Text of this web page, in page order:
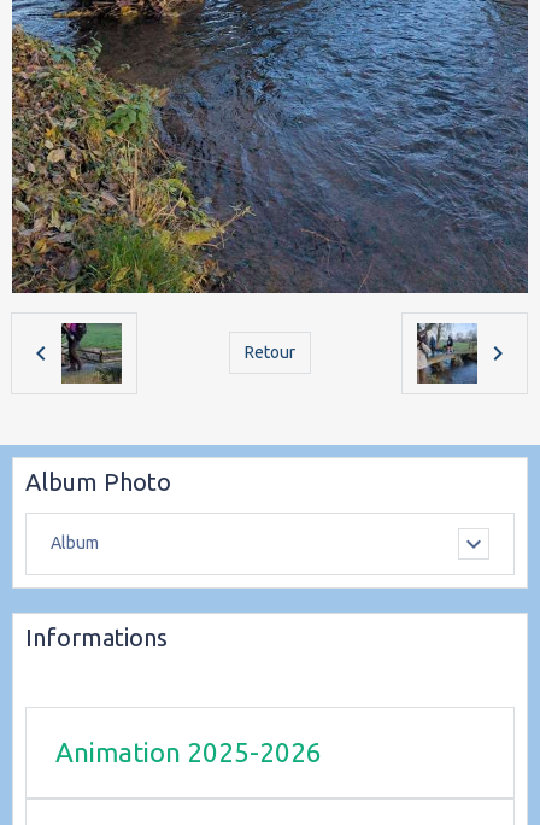
Retour
Album Photo
Album
Informations
Animation 2025-2026